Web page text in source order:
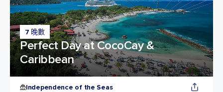
7 晚數
Perfect Day at CocoCay &
Caribbean
Independence of the Seas